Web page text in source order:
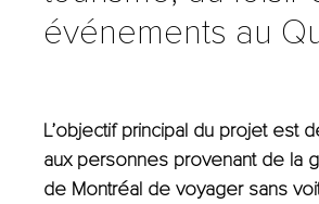
événements au
L’objectif principal du projet est
aux personnes provenant de la
de Montréal de voyager sans